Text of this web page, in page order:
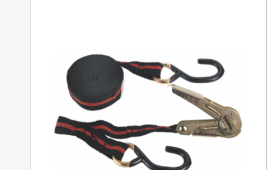
003 – OUTLET
004 – CUSTOM & CAFE’ ZONE
ABBIGLIAMENTO
ABBIGLIAMENTO ANTIPIOGGIA
ACCESSORI VARI